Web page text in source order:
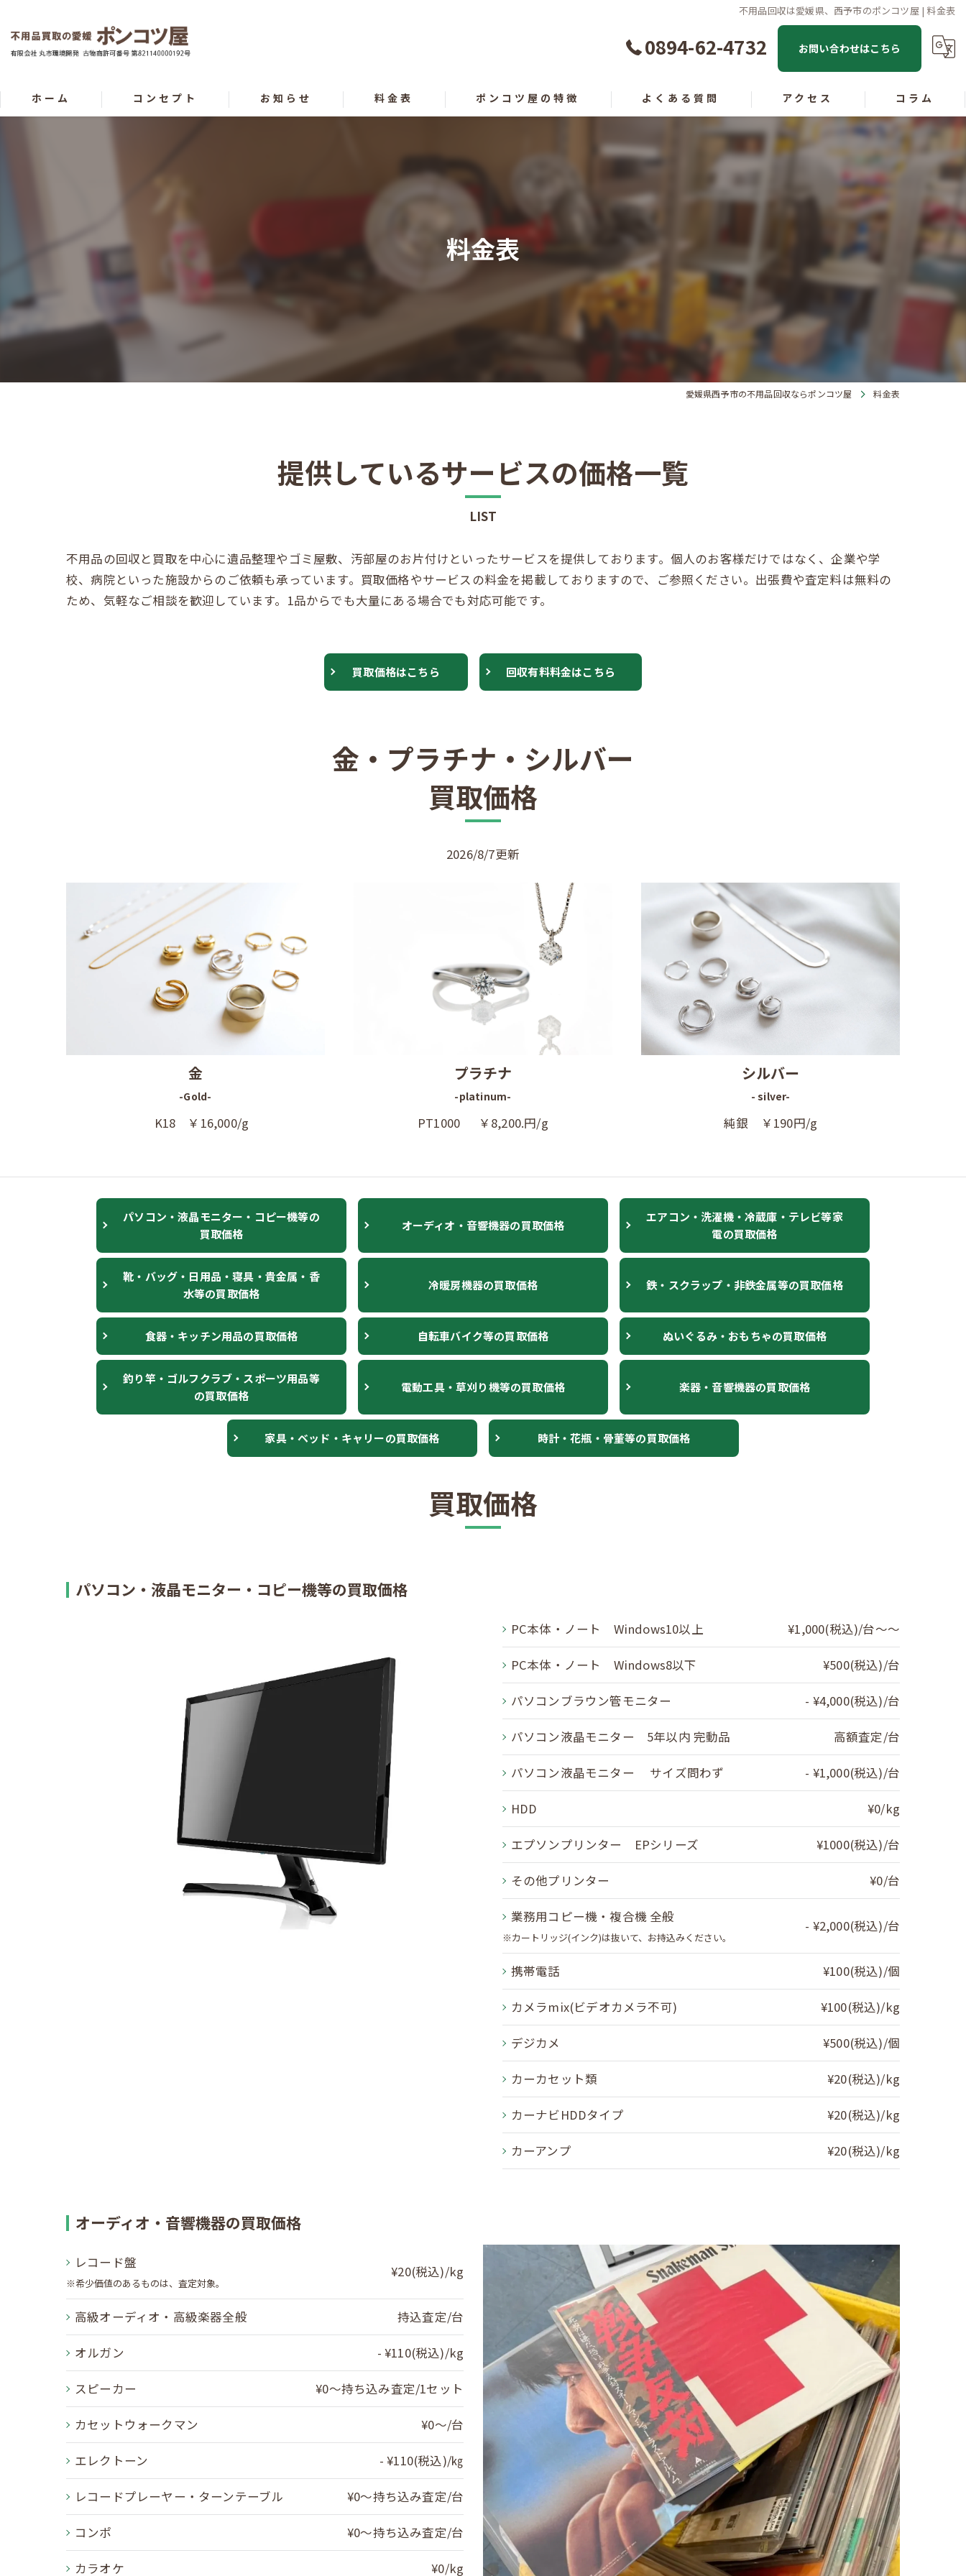
不用品回収は愛媛県、西予市のポンコツ屋 | 料金表
0894-62-4732 お問い合わせはこちら
ホーム コンセプト お知らせ 料金表 ポンコツ屋の特徴
愛媛の不用品回収
高知の不用品回収
よくある質問 アクセス コラム
料金表
愛媛県西予市の不用品回収ならポンコツ屋 料金表
提供しているサービスの価格一覧
LIST
不用品の回収と買取を中心に遺品整理やゴミ屋敷、汚部屋のお片付けといったサービスを提供しております。個人のお客様だけではなく、企業や学
校、病院といった施設からのご依頼も承っています。買取価格やサービスの料金を掲載しておりますので、ご参照ください。出張費や査定料は無料の
ため、気軽なご相談を歓迎しています。1品からでも大量にある場合でも対応可能です。
買取価格はこちら 回収有料料金はこちら
金・プラチナ・シルバー
買取価格
2026/8/7更新
金
-Gold-
K18 ￥16,000/g
プラチナ
-platinum-
PT1000 ￥8,200.円/g
シルバー
- silver-
純銀 ￥190円/g
パソコン・液晶モニター・コピー機等の
買取価格
オーディオ・音響機器の買取価格
エアコン・洗濯機・冷蔵庫・テレビ等家
電の買取価格
靴・バッグ・日用品・寝具・貴金属・香
水等の買取価格
冷暖房機器の買取価格 鉄・スクラップ・非鉄金属等の買取価格
食器・キッチン用品の買取価格 自転車バイク等の買取価格 ぬいぐるみ・おもちゃの買取価格
釣り竿・ゴルフクラブ・スポーツ用品等
の買取価格
電動工具・草刈り機等の買取価格 楽器・音響機器の買取価格
家具・ベッド・キャリーの買取価格 時計・花瓶・骨董等の買取価格
買取価格
パソコン・液晶モニター・コピー機等の買取価格
PC本体・ノート Windows10以上 ¥1,000(税込)/台〜～
PC本体・ノート Windows8以下 ¥500(税込)/台
パソコンブラウン管モニター - ¥4,000(税込)/台
パソコン液晶モニター 5年以内 完動品 高額査定/台
パソコン液晶モニター サイズ問わず - ¥1,000(税込)/台
HDD ¥0/kg
エプソンプリンター EPシリーズ ¥1000(税込)/台
その他プリンター ¥0/台
業務用コピー機・複合機 全般
※カートリッジ(インク)は抜いて、お持込みください。
- ¥2,000(税込)/台
携帯電話 ¥100(税込)/個
カメラmix(ビデオカメラ不可) ¥100(税込)/kg
デジカメ ¥500(税込)/個
カーカセット類 ¥20(税込)/kg
カーナビHDDタイプ ¥20(税込)/kg
カーアンプ ¥20(税込)/kg
オーディオ・音響機器の買取価格
レコード盤
※希少価値のあるものは、査定対象。
¥20(税込)/kg
高級オーディオ・高級楽器全般 持込査定/台
オルガン - ¥110(税込)/kg
スピーカー ¥0～持ち込み査定/1セット
カセットウォークマン ¥0〜/台
エレクトーン - ¥110(税込)/㎏
レコードプレーヤー・ターンテーブル ¥0～持ち込み査定/台
コンポ ¥0〜持ち込み査定/台
カラオケ ¥0/kg
お問い合わせはこちら